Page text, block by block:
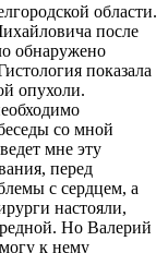
области.
после
обнаружено
показала
опухоли.
со мной
мне эту
перед
с сердцем, а
настояли,
Но Валерий
к нему